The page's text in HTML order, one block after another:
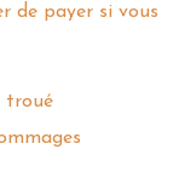
de payer si vous
troué